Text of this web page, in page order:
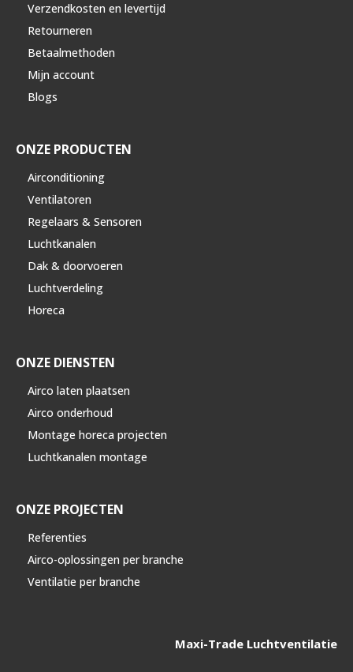
Verzendkosten en levertijd
Retourneren
Betaalmethoden
Mijn account
Blogs
ONZE PRODUCTEN
Airconditioning
Ventilatoren
Regelaars & Sensoren
Luchtkanalen
Dak & doorvoeren
Luchtverdeling
Horeca
ONZE DIENSTEN
Airco laten plaatsen
Airco onderhoud
Montage horeca projecten
Luchtkanalen montage
ONZE PROJECTEN
Referenties
Airco-oplossingen per branche
Ventilatie per branche
Maxi-Trade Luchtventilatie